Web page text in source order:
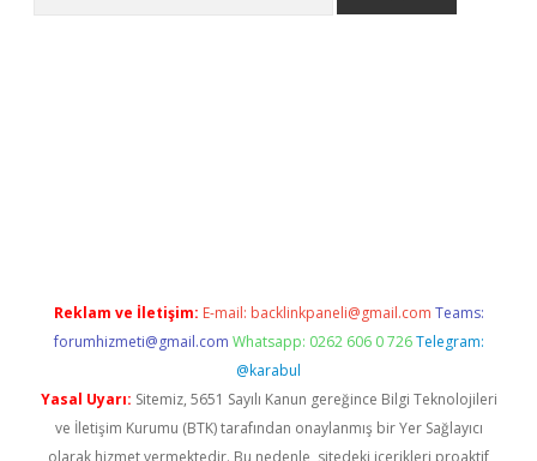
Reklam ve İletişim: E-mail: backlinkpaneli@gmail.com Teams:
forumhizmeti@gmail.com Whatsapp: 0262 606 0 726 Telegram:
@karabul
Yasal Uyarı: Sitemiz, 5651 Sayılı Kanun gereğince Bilgi Teknolojileri
ve İletişim Kurumu (BTK) tarafından onaylanmış bir Yer Sağlayıcı
olarak hizmet vermektedir. Bu nedenle, sitedeki içerikleri proaktif